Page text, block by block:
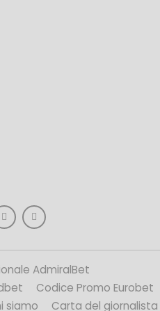
AdmiralBet
Codice Promo Eurobet
siamo
Carta del giornalista